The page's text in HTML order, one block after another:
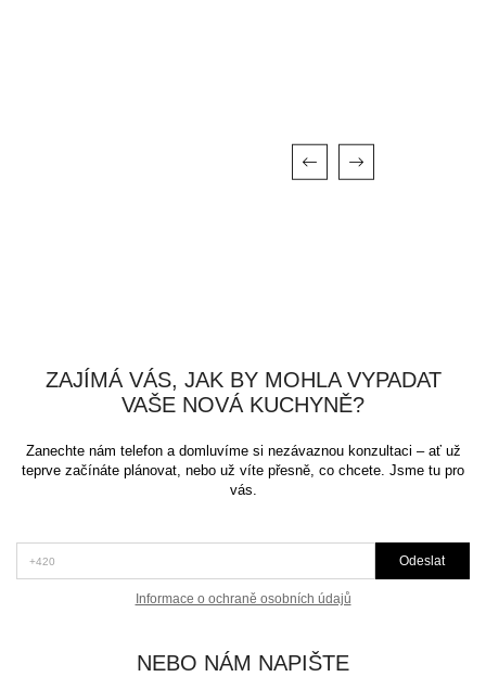
ZAJÍMÁ VÁS, JAK BY MOHLA VYPADAT
VAŠE NOVÁ KUCHYNĚ?
Zanechte nám telefon a domluvíme si nezávaznou konzultaci – ať už
teprve začínáte plánovat, nebo už víte přesně, co chcete. Jsme tu pro
vás.
*Telefon (+420)
Odeslat
Informace o ochraně osobních údajů
NEBO NÁM NAPIŠTE